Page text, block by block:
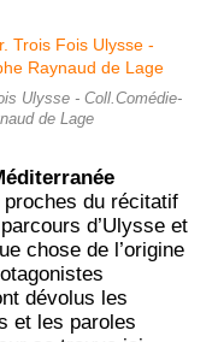
Ulysse - Coll.Comédie-
de Lage
proches du récitatif
d’Ulysse et
chose de l’origine
dévolus les
et les paroles